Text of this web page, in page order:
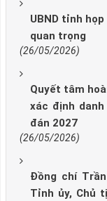
UBND tỉnh
quan trọng
(26/05/2026)
Quyết tâm
xác định
đán 2027
(26/05/2026)
Đồng chí
Tỉnh ủy, Chủ